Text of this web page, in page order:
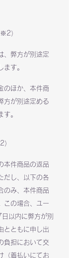
）
、弊方が別途定
ます。
のほか、本件商
方が別途定める
す。
）
本件商品の返品
だし、以下の各
のみ、本件商品
この場合、ユー
以内に弊方が別
とともに申し出
負担において交
（着払いにてお